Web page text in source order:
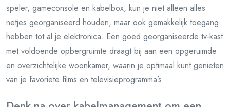
speler, gameconsole en kabelbox, kun je niet alleen alles
netjes georganiseerd houden, maar ook gemakkelijk toegang
hebben tot al je elektronica. Een goed georganiseerde tv-kast
met voldoende opbergruimte draagt bij aan een opgeruimde
en overzichtelijke woonkamer, waarin je optimaal kunt genieten
van je favoriete films en televisieprogramma’s.